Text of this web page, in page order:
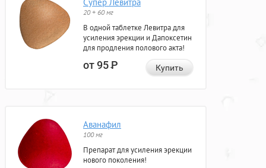
Супер Левитра
20 + 60 мг
В одной таблетке Левитра для
усиления эрекции и Дапоксетин
для продления полового акта!
от 95Р Купить
Аванафил
100 мг
Препарат для усиления эрекции
нового поколения!